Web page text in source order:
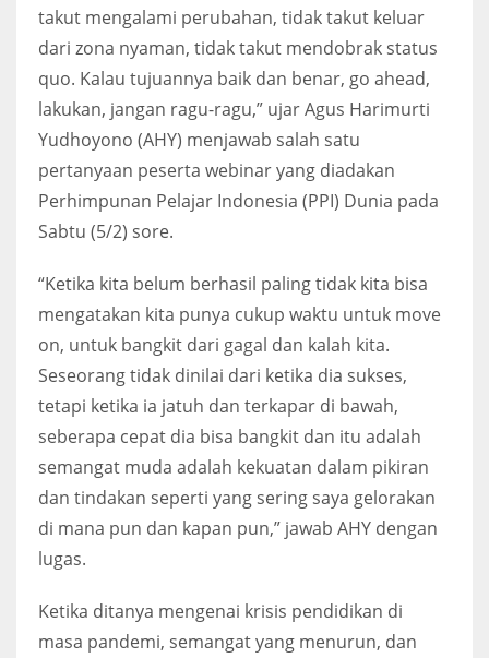
takut mengalami perubahan, tidak takut keluar
dari zona nyaman, tidak takut mendobrak status
quo. Kalau tujuannya baik dan benar, go ahead,
lakukan, jangan ragu-ragu,” ujar Agus Harimurti
Yudhoyono (AHY) menjawab salah satu
pertanyaan peserta webinar yang diadakan
Perhimpunan Pelajar Indonesia (PPI) Dunia pada
Sabtu (5/2) sore.
“Ketika kita belum berhasil paling tidak kita bisa
mengatakan kita punya cukup waktu untuk move
on, untuk bangkit dari gagal dan kalah kita.
Seseorang tidak dinilai dari ketika dia sukses,
tetapi ketika ia jatuh dan terkapar di bawah,
seberapa cepat dia bisa bangkit dan itu adalah
semangat muda adalah kekuatan dalam pikiran
dan tindakan seperti yang sering saya gelorakan
di mana pun dan kapan pun,” jawab AHY dengan
lugas.
Ketika ditanya mengenai krisis pendidikan di
masa pandemi, semangat yang menurun, dan